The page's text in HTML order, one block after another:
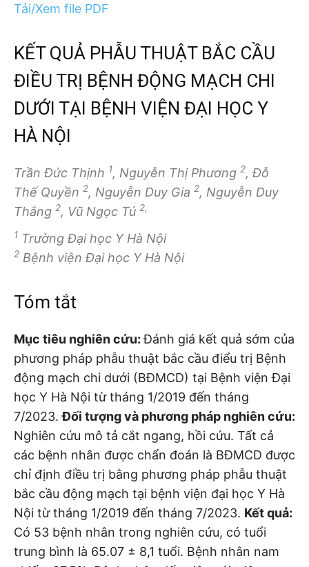
Tải/Xem file PDF
KẾT QUẢ PHẪU THUẬT BẮC CẦU
ĐIỀU TRỊ BỆNH ĐỘNG MẠCH CHI
DƯỚI TẠI BỆNH VIỆN ĐẠI HỌC Y
HÀ NỘI
Trần Đức Thịnh 1, Nguyễn Thị Phương 2, Đỗ
Thế Quyền 2, Nguyễn Duy Gia 2, Nguyễn Duy
Thắng 2, Vũ Ngọc Tú 2,
1 Trường Đại học Y Hà Nội
2 Bệnh viện Đại học Y Hà Nội
Tóm tắt
Mục tiêu nghiên cứu:Đánh giá kết quả sớm của
phương pháp phẫu thuật bắc cầu điểu trị Bệnh
động mạch chi dưới (BĐMCD) tại Bệnh viện Đại
học Y Hà Nội từ tháng 1/2019 đến tháng
7/2023.Đối tượng và phương pháp nghiên cứu:
Nghiên cứu mô tả cắt ngang, hồi cứu. Tất cả
các bệnh nhân được chẩn đoán là BĐMCD được
chỉ định điều trị bằng phương pháp phẫu thuật
bắc cầu động mạch tại bệnh viện đại học Y Hà
Nội từ tháng 1/2019 đến tháng 7/2023. Kết quả:
Có 53 bệnh nhân trong nghiên cứu, có tuổi
trung bình là 65.07 ± 8,1 tuổi. Bệnh nhân nam